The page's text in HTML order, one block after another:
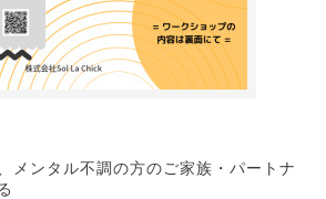
メンタル不調の方のご家族・パートナ